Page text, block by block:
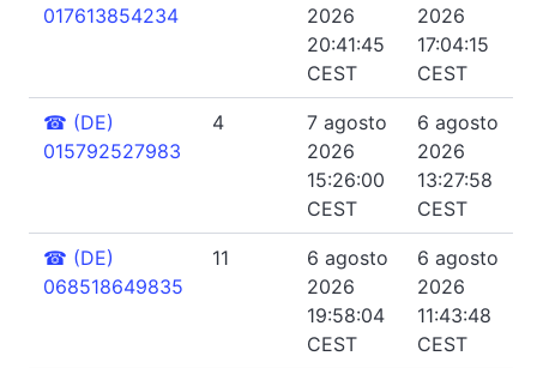
017613854234
2026
20:41:45
CEST
2026
17:04:15
CEST
☎ (DE)
015792527983
4
7 agosto
2026
15:26:00
CEST
6 agosto
2026
13:27:58
CEST
☎ (DE)
068518649835
11
6 agosto
2026
19:58:04
CEST
6 agosto
2026
11:43:48
CEST